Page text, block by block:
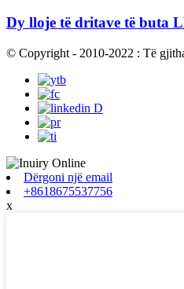
Dy lloje të dritave të buta
© Copyright - 2010-2022 : Të
Dërgoni një email
+8618675537756
x